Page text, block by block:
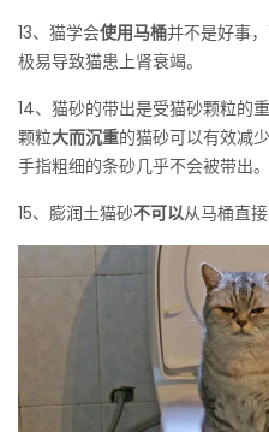
13、猫学会使用马桶并不是好事
极易导致猫患上肾衰竭。
14、猫砂的带出是受猫砂颗粒的
颗粒大而沉重的猫砂可以有效减少
手指粗细的条砂几乎不会被带出。
15、膨润土猫砂不可以从马桶直接